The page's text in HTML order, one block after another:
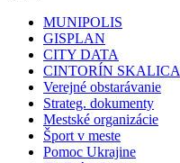
MUNIPOLIS
GISPLAN
CITY DATA
CINTORÍN SKALICA
Verejné obstarávanie
Strateg. dokumenty
Mestské organizácie
Šport v meste
Pomoc Ukrajine